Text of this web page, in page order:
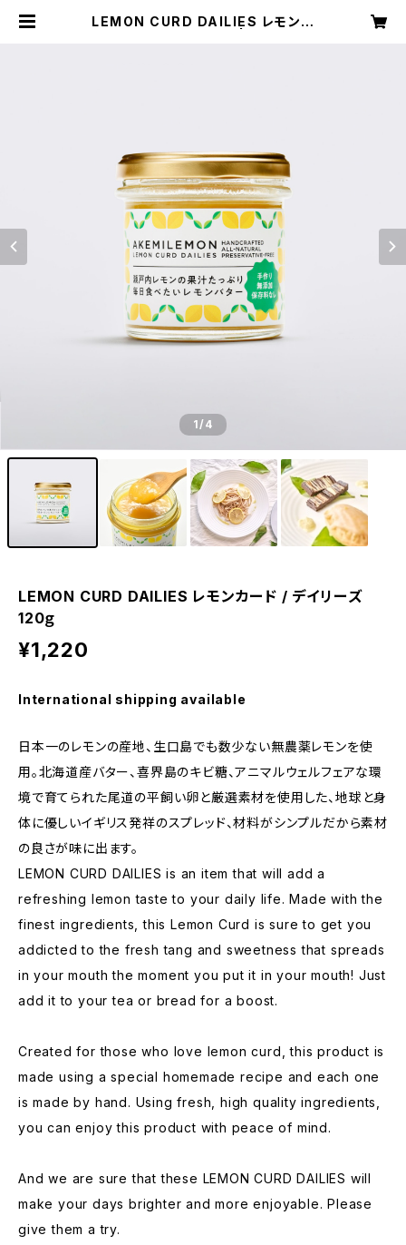
LEMON CURD DAILIES レモンカ
1/4
LEMON CURD DAILIES レモンカード / デイリーズ
120ｇ
¥1,220
International shipping available
日本一のレモンの産地、生口島でも数少ない無農薬レモンを使
用。北海道産バター、喜界島のキビ糖、アニマルウェルフェアな環
境で育てられた尾道の平飼い卵と厳選素材を使用した、地球と身
体に優しいイギリス発祥のスプレッド、材料がシンプルだから素材
の良さが味に出ます。
LEMON CURD DAILIES is an item that will add a
refreshing lemon taste to your daily life. Made with the
finest ingredients, this Lemon Curd is sure to get you
addicted to the fresh tang and sweetness that spreads
in your mouth the moment you put it in your mouth! Just
add it to your tea or bread for a boost.
Created for those who love lemon curd, this product is
made using a special homemade recipe and each one
is made by hand. Using fresh, high quality ingredients,
you can enjoy this product with peace of mind.
And we are sure that these LEMON CURD DAILIES will
make your days brighter and more enjoyable. Please
give them a try.